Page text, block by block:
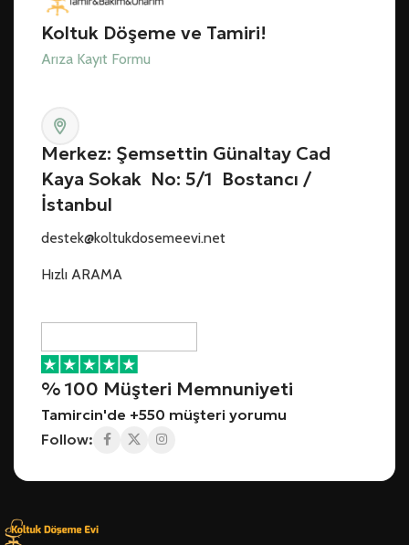
Koltuk Döşeme ve Tamiri!
Arıza Kayıt Formu
Merkez: Şemsettin Günaltay Cad
Kaya Sokak No: 5/1 Bostancı /
İstanbul
destek@koltukdosemeevi.net
Hızlı ARAMA
% 100 Müşteri Memnuniyeti
Tamircin'de +550 müşteri yorumu
Follow: